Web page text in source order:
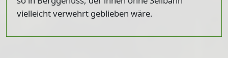
vielleicht verwehrt geblieben wäre.